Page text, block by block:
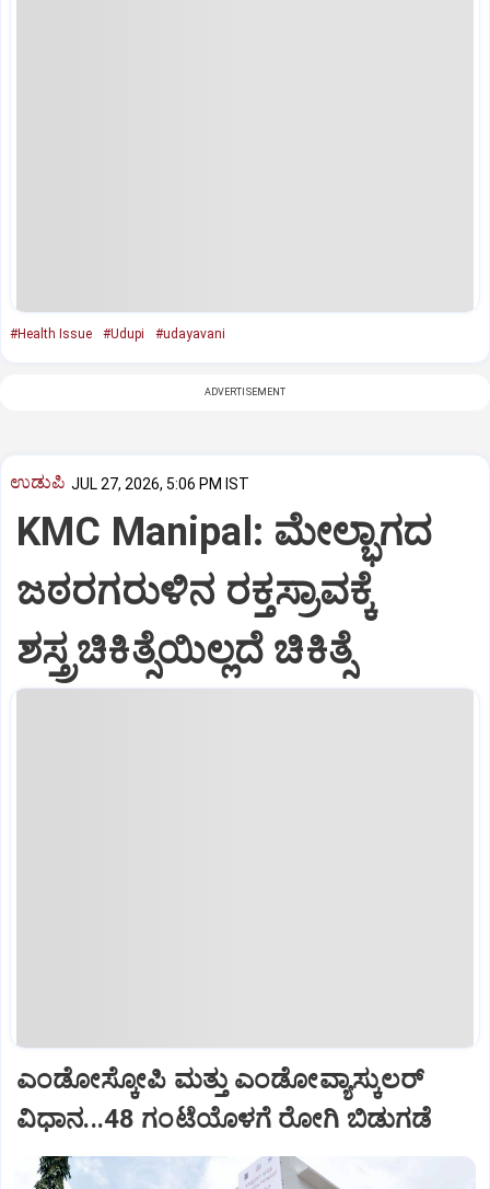
#Health Issue #Udupi #udayavani
ADVERTISEMENT
ಉಡುಪಿ JUL 27, 2026, 5:06 PM IST
KMC Manipal: ಮೇಲ್ಭಾಗದ
ಜಠರಗರುಳಿನ ರಕ್ತಸ್ರಾವಕ್ಕೆ
ಶಸ್ತ್ರಚಿಕಿತ್ಸೆಯಿಲ್ಲದೆ ಚಿಕಿತ್ಸೆ
ಎಂಡೋಸ್ಕೋಪಿ ಮತ್ತು ಎಂಡೋವ್ಯಾಸ್ಕುಲರ್
ವಿಧಾನ...48 ಗಂಟೆಯೊಳಗೆ ರೋಗಿ ಬಿಡುಗಡೆ